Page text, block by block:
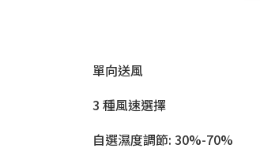
單向送風
3 種風速選擇
自選濕度調節: 30%-70%